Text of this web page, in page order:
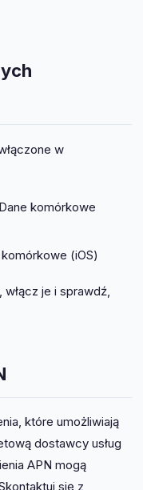
w
komórkowe
(iOS)
je i sprawdź,
które umożliwiają
dostawcy usług
APN mogą
się z